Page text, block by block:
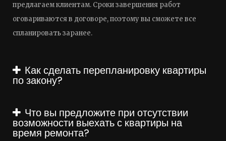
предлагаем клиентам. Сроки завершения работ
оговариваются в договоре, поэтому вы сможете все
спланировать заранее.
Как сделать перепланировку квартиры
по закону?
Что вы предложите при отсутствии
возможности выехать с квартиры на
время ремонта?